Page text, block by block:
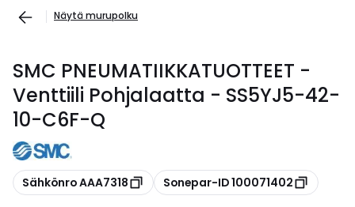
Näytä murupolku
SMC PNEUMATIIKKATUOTTEET -
Venttiili Pohjalaatta - SS5YJ5-42-
10-C6F-Q
Kopioi
Sähkönro AAA7318 Kopioi
Sonepar-ID 100071402